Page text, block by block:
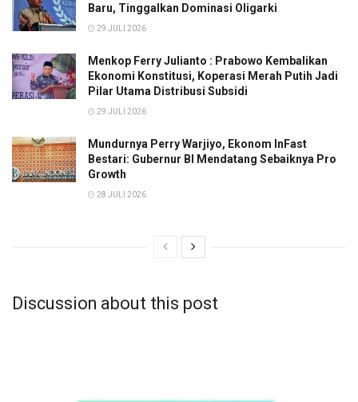
Baru, Tinggalkan Dominasi Oligarki
29 JULI 2026
Menkop Ferry Julianto : Prabowo Kembalikan
Ekonomi Konstitusi, Koperasi Merah Putih Jadi
Pilar Utama Distribusi Subsidi
29 JULI 2026
Mundurnya Perry Warjiyo, Ekonom InFast
Bestari: Gubernur BI Mendatang Sebaiknya Pro
Growth
28 JULI 2026
Discussion about this post